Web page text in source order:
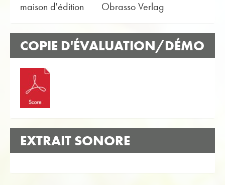
maison d'édition
Obrasso Verlag
COPIE D'ÉVALUATION/DÉMO
EXTRAIT SONORE